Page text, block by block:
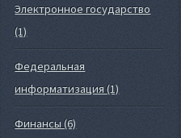
Электронное государство
(1)
Федеральная
информатизация (1)
Финансы (6)